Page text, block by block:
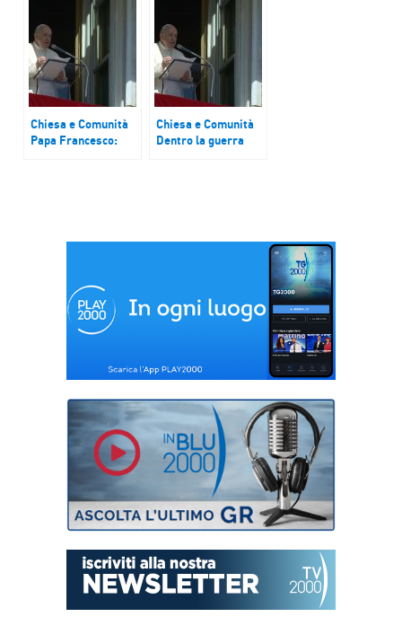
Mons. Gallaro: la
preghiera scioglie i
cuori induriti
Chiesa e Comunità
Papa Francesco:
Chiesa e Comunità
Dentro la guerra